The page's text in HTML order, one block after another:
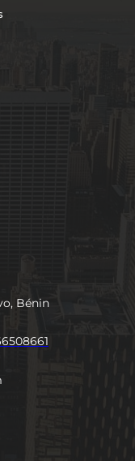
Bénin